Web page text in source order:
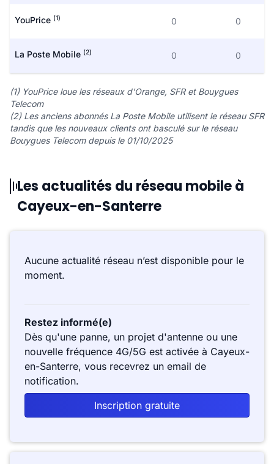
YouPrice (1) 0 0
La Poste Mobile (2) 0 0
(1) YouPrice loue les réseaux d'Orange, SFR et Bouygues
Telecom
(2) Les anciens abonnés La Poste Mobile utilisent le réseau SFR
tandis que les nouveaux clients ont basculé sur le réseau
Bouygues Telecom depuis le 01/10/2025
Les actualités du réseau mobile à
Cayeux-en-Santerre
Aucune actualité réseau n’est disponible pour le
moment.
Restez informé(e)
Dès qu'une panne, un projet d'antenne ou une
nouvelle fréquence 4G/5G est activée à Cayeux-
en-Santerre, vous recevrez un email de
notification.
Inscription gratuite